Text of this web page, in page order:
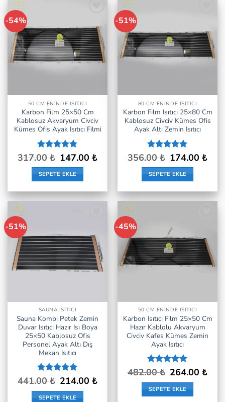
-54%
Listeme
Ekle
50 CM ENINDE ISITICI
Karbon Film 25×50 Cm
Kablosuz Akvaryum Civciv
Kümes Ofis Ayak Isıtıcı Filmi
5
4.77oy
aldı
317.00₺ Orijinal
fiyat:
317.00 ₺.
147.00 ₺andaki
SEPETE EKLE
-51%
Ekle
80 CM ENINDE ISITICI
Karbon Film Isıtıcı 25×80 Cm
Kablosuz Civciv Kümes Ofis
Ayak Altı Zemin Isıtıcı
5 üzerinden
356.00₺ Orijinal
fiyat:
356.00 ₺.
174.00 ₺
SEPETE EKLE
-51%
Listeme
Ekle
SAUNA ISITICI
Sauna Kombi Petek Zemin
Duvar Isıtıcı Hazır Isı Boya
25×50 Kablosuz Ofis
Personel Ayak Altı Dış
Mekan Isıtıcı
5 üzerinden
441.00₺ Orijinal
fiyat:
441.00 ₺.
214.00 ₺Şu
andaki
SEPETE EKLE
-45%
Ekle
50 CM ENINDE ISITICI
Karbon Isıtıcı Film 25×50 Cm
Hazır Kablolu Akvaryum
Civciv Kafes Kümes Zemin
Ayak Isıtıcı
5 üzerinden
aldı
482.00₺ Orijinal
fiyat:
482.00 ₺.
264.00 ₺Şu
SEPETE EKLE